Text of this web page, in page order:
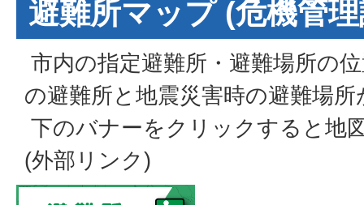
避難所マップ (危機管
市内の指定避難所・避難場所の
の避難所と地震災害時の避難場
下のバナーをクリックすると地
(外部リンク)